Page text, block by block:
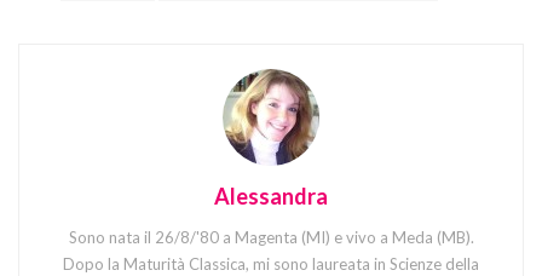
Alessandra
Sono nata il 26/8/'80 a Magenta (MI) e vivo a Meda (MB).
Dopo la Maturità Classica, mi sono laureata in Scienze della